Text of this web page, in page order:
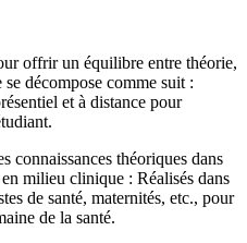
offrir un équilibre entre théorie,
décompose comme suit :
et à distance pour
connaissances théoriques dans
milieu clinique : Réalisés dans
de santé, maternités, etc., pour
de la santé.